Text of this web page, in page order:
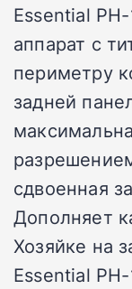
Essential
аппарат с
периметру
задней
сдвоенная
Дополняет
Хозяйке на
Essential